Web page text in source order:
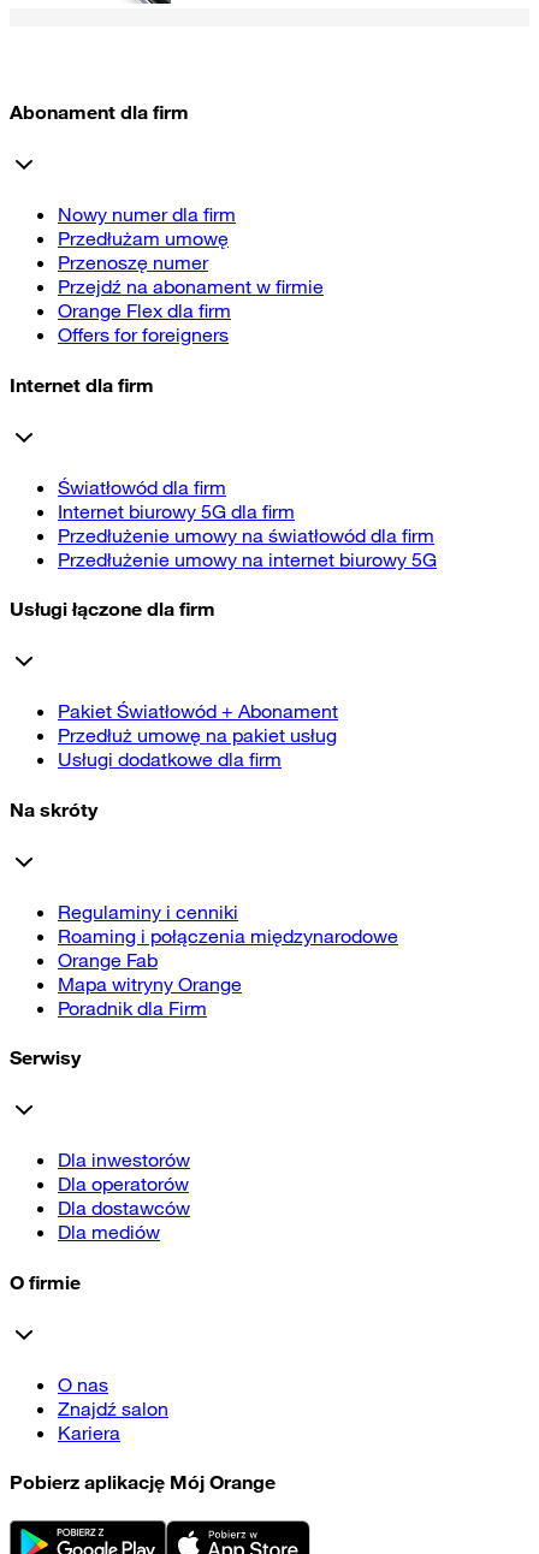
Abonament dla firm
Nowy numer dla firm
Przedłużam umowę
Przenoszę numer
Przejdź na abonament w firmie
Orange Flex dla firm
Offers for foreigners
Internet dla firm
Światłowód dla firm
Internet biurowy 5G dla firm
Przedłużenie umowy na światłowód dla firm
Przedłużenie umowy na internet biurowy 5G
Usługi łączone dla firm
Pakiet Światłowód + Abonament
Przedłuż umowę na pakiet usług
Usługi dodatkowe dla firm
Na skróty
Regulaminy i cenniki
Roaming i połączenia międzynarodowe
Orange Fab
Mapa witryny Orange
Poradnik dla Firm
Serwisy
Dla inwestorów
Dla operatorów
Dla dostawców
Dla mediów
O firmie
O nas
Znajdź salon
Kariera
Pobierz aplikację Mój Orange